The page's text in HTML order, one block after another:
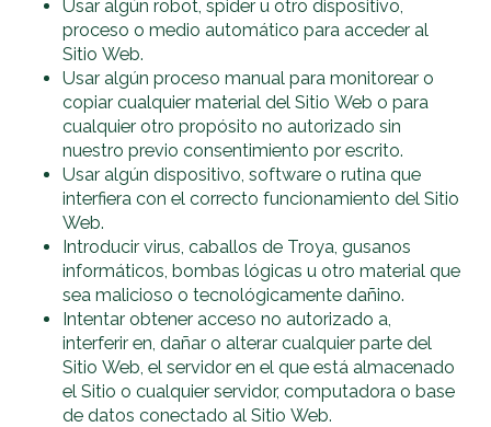
Usar algún robot, spider u otro dispositivo,
proceso o medio automático para acceder al
Sitio Web.
Usar algún proceso manual para monitorear o
copiar cualquier material del Sitio Web o para
cualquier otro propósito no autorizado sin
nuestro previo consentimiento por escrito.
Usar algún dispositivo, software o rutina que
interfiera con el correcto funcionamiento del Sitio
Web.
Introducir virus, caballos de Troya, gusanos
informáticos, bombas lógicas u otro material que
sea malicioso o tecnológicamente dañino.
Intentar obtener acceso no autorizado a,
interferir en, dañar o alterar cualquier parte del
Sitio Web, el servidor en el que está almacenado
el Sitio o cualquier servidor, computadora o base
de datos conectado al Sitio Web.